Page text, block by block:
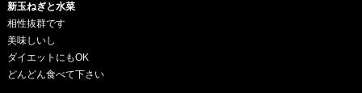
新玉ねぎと水菜
相性抜群です
美味しいし
ダイエットにもOK
どんどん食べて下さい